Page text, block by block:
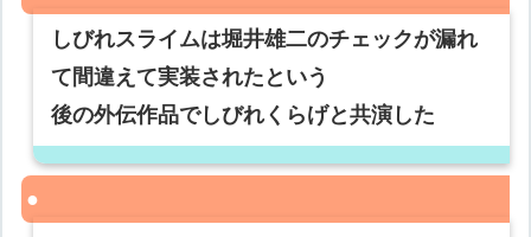
しびれスライムは堀井雄二のチェックが漏れ
て間違えて実装されたという
後の外伝作品でしびれくらげと共演した